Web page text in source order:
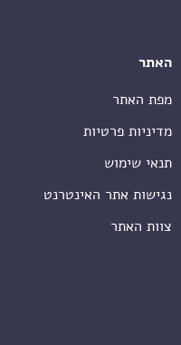
האתר
מפת האתר
מדיניות פרטיות
תנאי שימוש
נגישות אתר האינטרנט
צוות האתר